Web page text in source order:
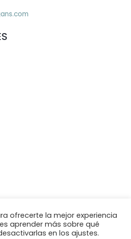
ofrecerte la mejor experiencia
aprender más sobre qué
en los ajustes.